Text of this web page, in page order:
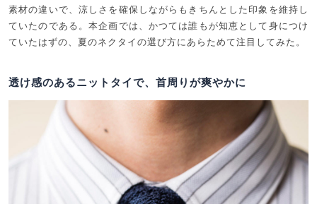
素材の違いで、涼しさを確保しながらもきちんとした印象を維持し
ていたのである。本企画では、かつては誰もが知恵として身につけ
ていたはずの、夏のネクタイの選び方にあらためて注目してみた。
透け感のあるニットタイで、首周りが爽やかに